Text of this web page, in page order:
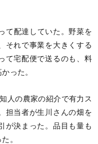
て配達していた。野菜を
それで事業を大きくする
て宅配便で送るのも、料
った。
人の農家の紹介で有力ス
担当者が生川さんの畑を
が決まった。品目も量も
。